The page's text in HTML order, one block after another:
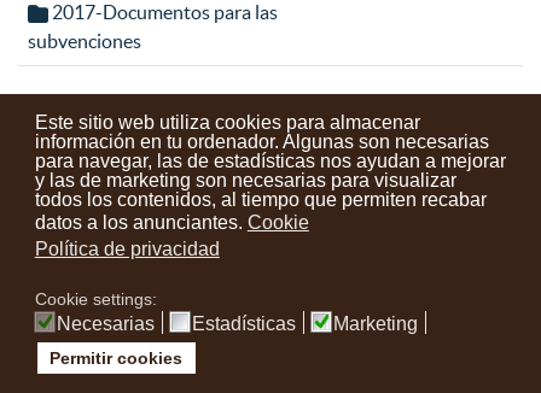
Este sitio web utiliza cookies para almacenar
información en tu ordenador. Algunas son necesarias
para navegar, las de estadísticas nos ayudan a mejorar
y las de marketing son necesarias para visualizar
todos los contenidos, al tiempo que permiten recabar
datos a los anunciantes. Cookie
Política de privacidad
Cookie settings:
Necesarias Estadísticas Marketing
Permitir cookies
2017-Documentos para las
subvenciones
Contactos Condiciones de uso Aviso legal
Noticias
Tu opinión cuenta